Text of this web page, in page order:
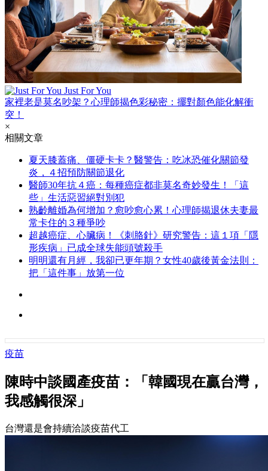
Just For You
家裡老是莫名吵架？心理師揭色彩秘密：擺對顏色能化解衝
突！
×
相關文章
夏天膝蓋痛、僵硬卡卡？醫警告：吃冰恐催化關節發
炎，４招預防關節退化
醫師30年抗４癌：每種癌症都非莫名奇妙發生！「這
些」生活惡習絕對別犯
熟齡離婚為何增加？愈吵愈心累！心理師揭退休夫妻最
常卡住的３種爭吵
超越癌症、心臟病！《刺胳針》研究警告：這１項「隱
形疾病」已成全球失能頭號殺手
明明還有月經，我卻已更年期？女性40歲後黃金法則：
把「這件事」放第一位
疫苗
陳時中談國產疫苗：「韓國現在贏台灣，
我感觸很深」
台灣還是會持續洽談疫苗代工